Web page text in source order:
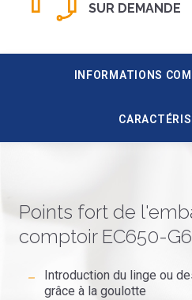
SUR DEMANDE
INFORMATIONS
Points fort de
comptoir EC650-
Introduction du linge ou
grâce à la goulotte